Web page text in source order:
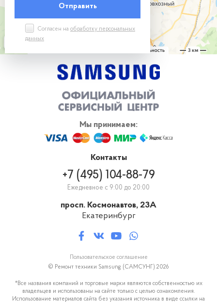
Согласен на обработку персональных
данных
Мы принимаем:
Контакты
+7 (495) 104-88-79
Ежедневное с 9:00 до 20:00
просп. Космонавтов, 23А
Екатеринбург
Пользовательское соглашение
© Ремонт техники Samsung (САМСУНГ) 2026
*Все названия компаний и торговые марки являются собственностью их
владельцев и использованы на сайте только с целью ознакомления.
Использование материалов сайта без указания источника в виде ссылки на